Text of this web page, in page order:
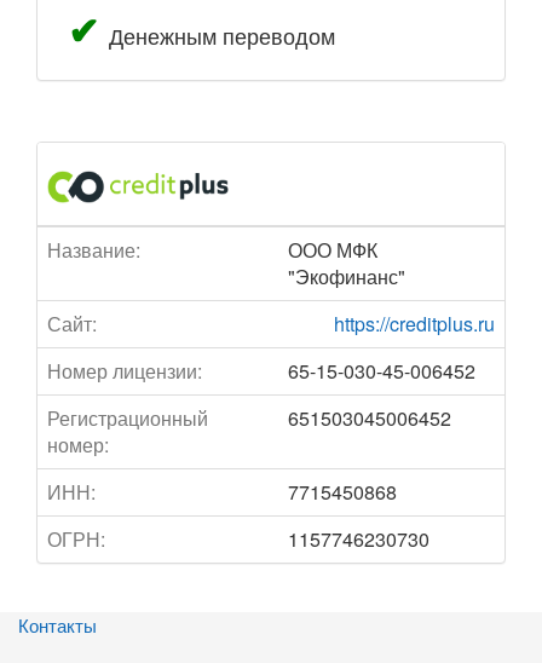
Денежным переводом
Название:
ООО МФК
"Экофинанс"
Сайт:
https://creditplus.ru
Номер лицензии:
65-15-030-45-006452
Регистрационный
номер:
651503045006452
ИНН:
7715450868
ОГРН:
1157746230730
Контакты